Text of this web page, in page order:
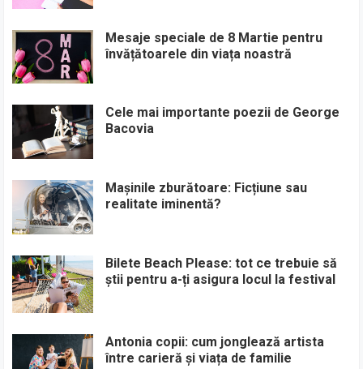
Mesaje speciale de 8 Martie pentru
învățătoarele din viața noastră
Cele mai importante poezii de George
Bacovia
Mașinile zburătoare: Ficțiune sau
realitate iminentă?
Bilete Beach Please: tot ce trebuie să
știi pentru a-ți asigura locul la festival
Antonia copii: cum jonglează artista
între carieră și viața de familie